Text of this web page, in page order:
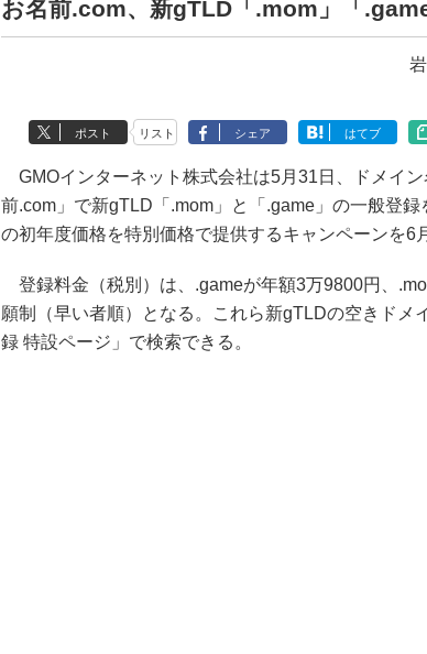
お名前.com、新gTLD「.mom」「
ポスト リスト シェア はてブ
GMOインターネット株式会社は5月31日、ドメイ
前.com」で新gTLD「.mom」と「.game」の一般登
の初年度価格を特別価格で提供するキャンペーンを6
登録料金（税別）は、.gameが年額3万9800円、
願制（早い者順）となる。これら新gTLDの空きドメ
録 特設ページ」で検索できる。